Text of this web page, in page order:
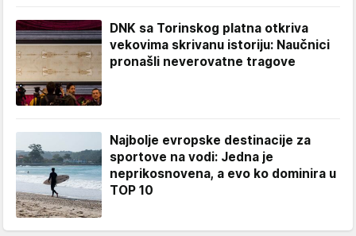
DNK sa Torinskog platna otkriva
vekovima skrivanu istoriju: Naučnici
pronašli neverovatne tragove
Najbolje evropske destinacije za
sportove na vodi: Jedna je
neprikosnovena, a evo ko dominira u
TOP 10